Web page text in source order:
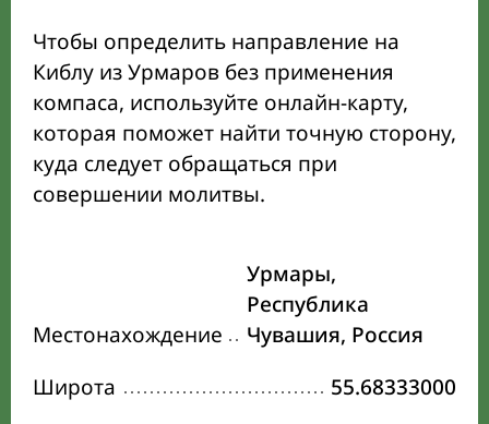
Чтобы определить направление на
Киблу из Урмаров без применения
компаса, используйте онлайн-карту,
которая поможет найти точную сторону,
куда следует обращаться при
совершении молитвы.
Местонахождение
Урмары,
Республика
Чувашия, Россия
Широта
55.68333000